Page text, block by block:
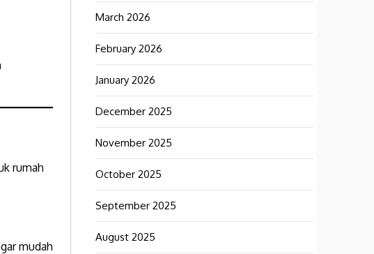
rumah
mudah
March 2026
February 2026
January 2026
December 2025
November 2025
October 2025
September 2025
August 2025